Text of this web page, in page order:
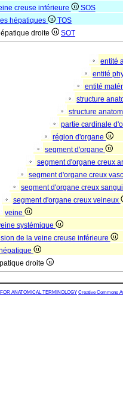
creuse inférieure
SOS
hépatiques
TOS
droite SOT
entité
entité
entité
structure
structure
partie cardinale
région d'organe
segment d'organe
segment d'organe creux
segment d'organe creux
segment d'organe creux
segment d'organe creux veineux
veine
systémique
de la veine creuse inférieure
droite
ANATOMICAL TERMINOLOGY Creative Commons